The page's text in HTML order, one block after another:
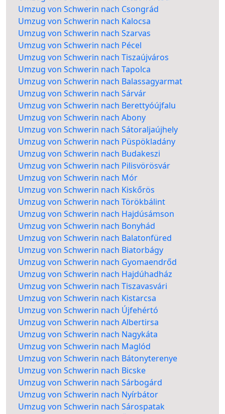
Umzug von Schwerin nach Csongrád
Umzug von Schwerin nach Kalocsa
Umzug von Schwerin nach Szarvas
Umzug von Schwerin nach Pécel
Umzug von Schwerin nach Tiszaújváros
Umzug von Schwerin nach Tapolca
Umzug von Schwerin nach Balassagyarmat
Umzug von Schwerin nach Sárvár
Umzug von Schwerin nach Berettyóújfalu
Umzug von Schwerin nach Abony
Umzug von Schwerin nach Sátoraljaújhely
Umzug von Schwerin nach Püspökladány
Umzug von Schwerin nach Budakeszi
Umzug von Schwerin nach Pilisvörösvár
Umzug von Schwerin nach Mór
Umzug von Schwerin nach Kiskőrös
Umzug von Schwerin nach Törökbálint
Umzug von Schwerin nach Hajdúsámson
Umzug von Schwerin nach Bonyhád
Umzug von Schwerin nach Balatonfüred
Umzug von Schwerin nach Biatorbágy
Umzug von Schwerin nach Gyomaendrőd
Umzug von Schwerin nach Hajdúhadház
Umzug von Schwerin nach Tiszavasvári
Umzug von Schwerin nach Kistarcsa
Umzug von Schwerin nach Újfehértó
Umzug von Schwerin nach Albertirsa
Umzug von Schwerin nach Nagykáta
Umzug von Schwerin nach Maglód
Umzug von Schwerin nach Bátonyterenye
Umzug von Schwerin nach Bicske
Umzug von Schwerin nach Sárbogárd
Umzug von Schwerin nach Nyírbátor
Umzug von Schwerin nach Sárospatak